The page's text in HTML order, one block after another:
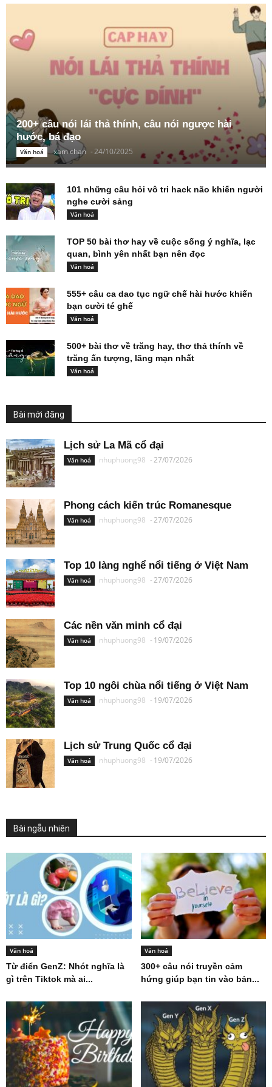
200+ câu nói lái thả thính, câu nói ngược hài
hước, bá đạo
Văn hoá xam chan -24/10/2025
101 những câu hỏi vô tri hack não khiến người
nghe cười sảng
Văn hoá
TOP 50 bài thơ hay về cuộc sống ý nghĩa, lạc
quan, bình yên nhất bạn nên đọc
Văn hoá
555+ câu ca dao tục ngữ chế hài hước khiến
bạn cười té ghế
Văn hoá
500+ bài thơ về trăng hay, thơ thả thính về
trăng ấn tượng, lãng mạn nhất
Văn hoá
Bài mới đăng
Lịch sử La Mã cổ đại
Văn hoá nhuphuong98 -27/07/2026
Phong cách kiến trúc Romanesque
Văn hoá nhuphuong98 -27/07/2026
Top 10 làng nghể nổi tiếng ở Việt Nam
Văn hoá nhuphuong98 -27/07/2026
Các nền văn minh cổ đại
Văn hoá nhuphuong98 - 19/07/2026
Top 10 ngôi chùa nổi tiếng ở Việt Nam
Văn hoá nhuphuong98 - 19/07/2026
Lịch sử Trung Quốc cổ đại
Văn hoá nhuphuong98 - 19/07/2026
Bài ngẫu nhiên
Văn hoá
Từ điển GenZ: Nhót nghĩa là
gì trên Tiktok mà ai...
Văn hoá
300+ câu nói truyền cảm
hứng giúp bạn tin vào bản...